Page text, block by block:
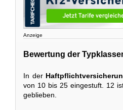
Anzeige
Bewertung der
In der
von 10 bis 25 eingestuft. 12
geblieben.